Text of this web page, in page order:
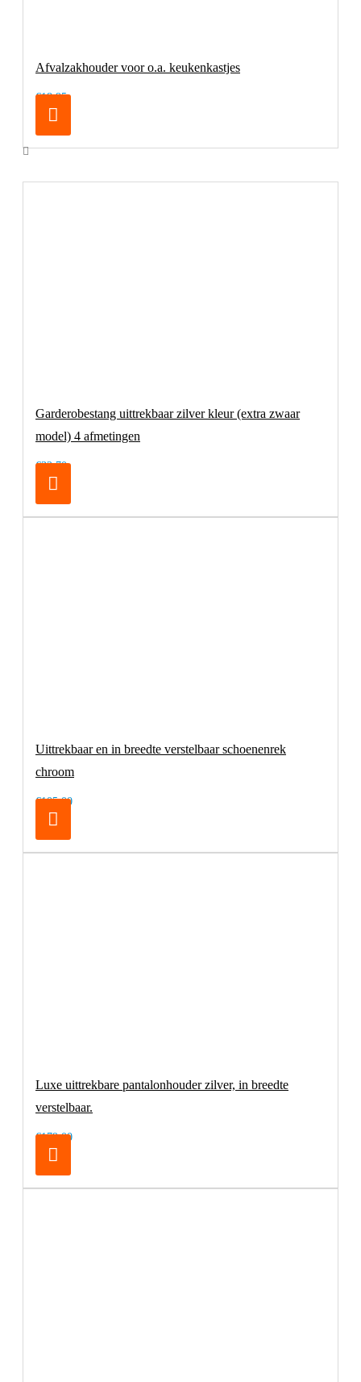
Afvalzakhouder voor o.a. keukenkastjes
€18,95
Garderobestang uittrekbaar zilver kleur (extra zwaar
model) 4 afmetingen
€32,70
Uittrekbaar en in breedte verstelbaar schoenenrek
chroom
€105,00
Luxe uittrekbare pantalonhouder zilver, in breedte
verstelbaar.
€179,00